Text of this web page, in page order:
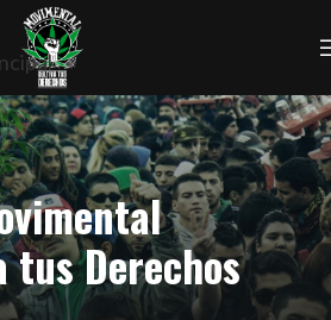
tus Derechos